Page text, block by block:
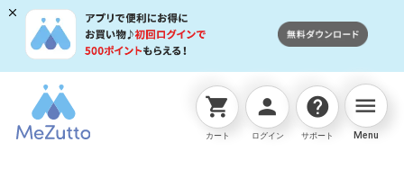
shopping_cart
カート
person
ログイン
help
サポート
menu
Menu
ネットストアTOP 交換用部品 ﾎｰｽﾛｯｸﾅｯﾄ小(FJ)(JAN